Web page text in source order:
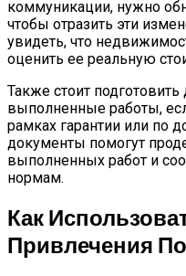
коммуникации, нужно
чтобы отразить эти
увидеть, что
оценить ее реальную
Также стоит
выполненные работы,
рамках гарантии или по
документы помогут
выполненных работ и
нормам.
Как
Привлечения